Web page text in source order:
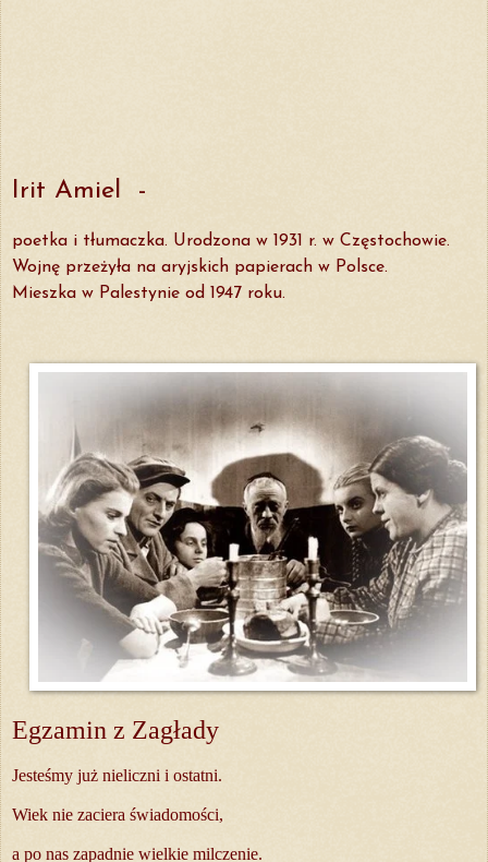
Irit Amiel -
poetka i tłumaczka. Urodzona w 1931 r. w Częstochowie.
Wojnę przeżyła na aryjskich papierach w Polsce.
Mieszka w Palestynie od 1947 roku.
Egzamin z Zagłady
Jesteśmy już nieliczni i ostatni.
Wiek nie zaciera świadomości,
a po nas zapadnie wielkie milczenie.